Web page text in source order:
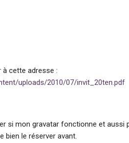
à cette adresse :
uploads/2010/07/invit_20ten.pdf
si mon gravatar fonctionne et aussi
bien le réserver avant.